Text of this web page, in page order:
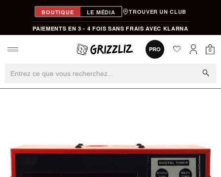
BOUTIQUE LE MÉDIA TROUVER UN CLUB
PAIEMENTS EN 3 - 4 FOIS SANS FRAIS AVEC KLARNA
PRO favorite0
0
search